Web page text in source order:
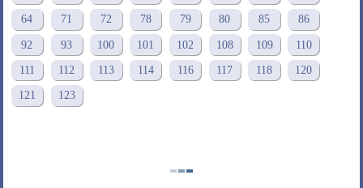
64 71 72 78 79 80 85 86
92 93 100 101 102 108 109 110
111 112 113 114 116 117 118 120
121 123